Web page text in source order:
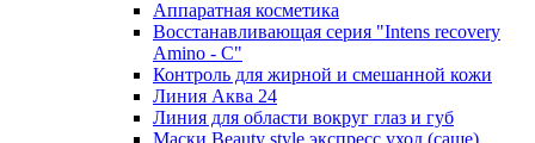
Аппаратная косметика
Восстанавливающая серия "Intens recovery
Amino - C"
Контроль для жирной и смешанной кожи
Линия Аква 24
Линия для области вокруг глаз и губ
Маски Beauty style экспресс уход (саше)